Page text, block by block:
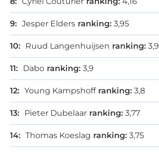
Jesper Elders ranking: 3,95
Ruud Langenhuijsen ranking: 3,9
Dabo ranking: 3,9
Young Kampshoff ranking: 3,8
Pieter Dubelaar ranking: 3,77
Thomas Koeslag ranking: 3,75